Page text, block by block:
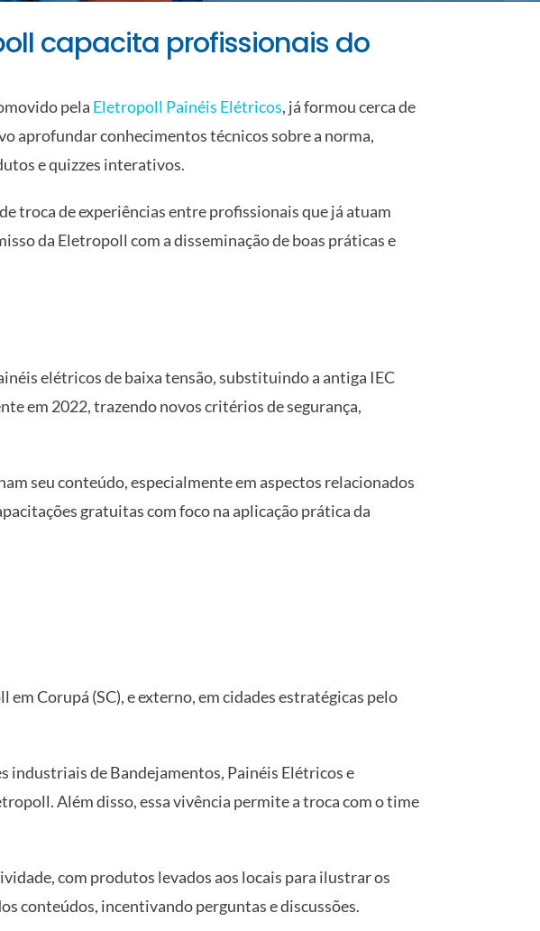
capacita profissionais do
pela Eletropoll Painéis Elétricos, já formou cerca de
aprofundar conhecimentos técnicos sobre a norma,
e quizzes interativos.
troca de experiências entre profissionais que já atuam
da Eletropoll com a disseminação de boas práticas e
elétricos de baixa tensão, substituindo a antiga IEC
em 2022, trazendo novos critérios de segurança,
seu conteúdo, especialmente em aspectos relacionados
gratuitas com foco na aplicação prática da
Corupá (SC), e externo, em cidades estratégicas pelo
industriais de Bandejamentos, Painéis Elétricos e
Além disso, essa vivência permite a troca com o time
com produtos levados aos locais para ilustrar os
conteúdos, incentivando perguntas e discussões.